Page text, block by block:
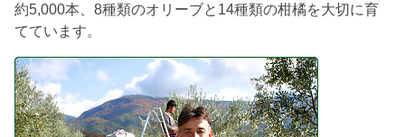
約5,000本、8種類のオリーブと14種類の柑橘を大切に育
てています。